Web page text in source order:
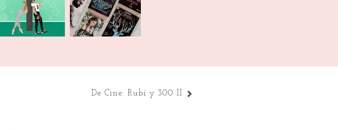
reglas del juego
De Cine: Rubí y 300 II